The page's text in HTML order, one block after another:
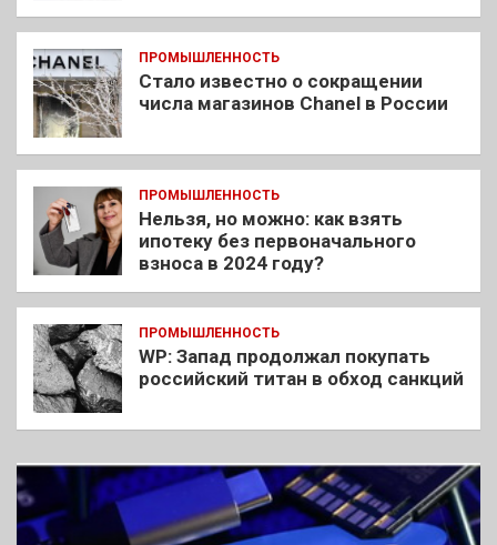
ПРОМЫШЛЕННОСТЬ
Стало известно о сокращении
числа магазинов Chanel в России
ПРОМЫШЛЕННОСТЬ
Нельзя, но можно: как взять
ипотеку без первоначального
взноса в 2024 году?
ПРОМЫШЛЕННОСТЬ
WP: Запад продолжал покупать
российский титан в обход санкций